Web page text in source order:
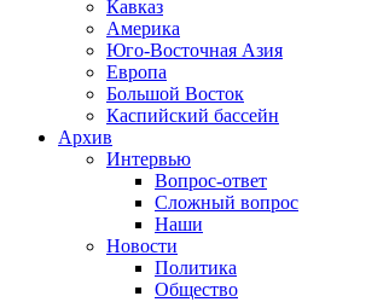
Кавказ
Америка
Юго-Восточная Азия
Европа
Большой Восток
Каспийский бассейн
Архив
Интервью
Вопрос-ответ
Сложный вопрос
Наши
Новости
Политика
Общество